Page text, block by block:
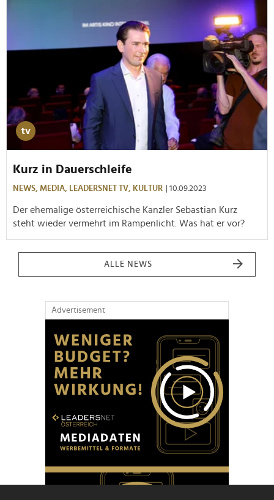
Kurz in Dauerschleife
NEWS, MEDIA, LEADERSNET TV, KULTUR | 10.09.2023
Der ehemalige österreichische Kanzler Sebastian Kurz
steht wieder vermehrt im Rampenlicht. Was hat er vor?
ALLE NEWS
Advertisement